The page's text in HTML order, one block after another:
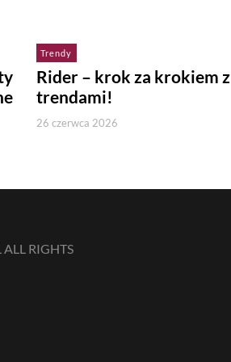
Trendy
Rider – krok za krokiem z
trendami!
26 czerwca 2026
RIGHTS